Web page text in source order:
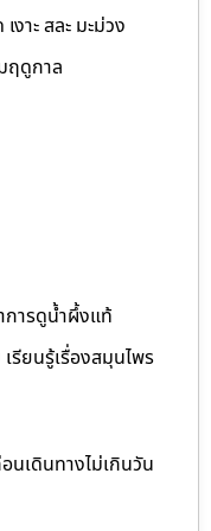
าะ สละ มะม่วง
ฤดูกาล
ารดูน้ำผึ้งแท้
ยนรู้เรื่องสมุนไพร
เดินทางไม่เกินวัน